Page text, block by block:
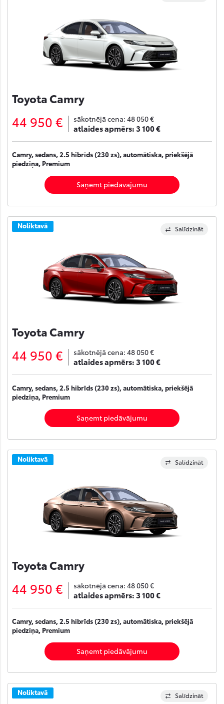
Toyota Camry
44 950 € sākotnējā cena: 48 050 €
atlaides apmērs:3 100 €
Camry, sedans, 2.5 hibrīds (230 zs), automātiska, priekšējā
piedziņa, Premium
Saņemt piedāvājumu
Salīdzināt
Noliktavā
Toyota Camry
44 950 € sākotnējā cena: 48 050 €
atlaides apmērs:3 100 €
Camry, sedans, 2.5 hibrīds (230 zs), automātiska, priekšējā
piedziņa, Premium
Saņemt piedāvājumu
Salīdzināt
Noliktavā
Toyota Camry
44 950 € sākotnējā cena: 48 050 €
atlaides apmērs:3 100 €
Camry, sedans, 2.5 hibrīds (230 zs), automātiska, priekšējā
piedziņa, Premium
Saņemt piedāvājumu
Salīdzināt
Noliktavā